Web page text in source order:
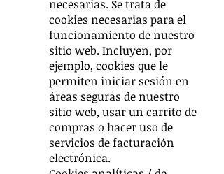
necesarias. Se trata de
cookies necesarias para el
funcionamiento de nuestro
sitio web. Incluyen, por
ejemplo, cookies que le
permiten iniciar sesión en
áreas seguras de nuestro
sitio web, usar un carrito de
compras o hacer uso de
servicios de facturación
electrónica.